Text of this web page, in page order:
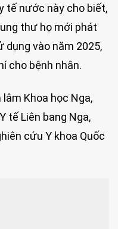
tế nước này cho biết,
thư họ mới phát
vào năm 2025,
cho bệnh nhân.
lâm Khoa học Nga,
tế Liên bang Nga,
cứu Y khoa Quốc